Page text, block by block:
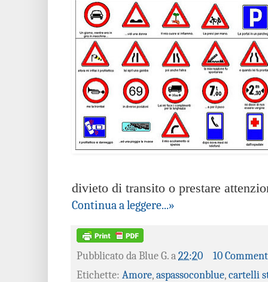
divieto di transito o prestare
Continua a leggere...»
Pubblicato da Blue G. a 22:20
10
Etichette: Amore, aspassoconblue, cartelli